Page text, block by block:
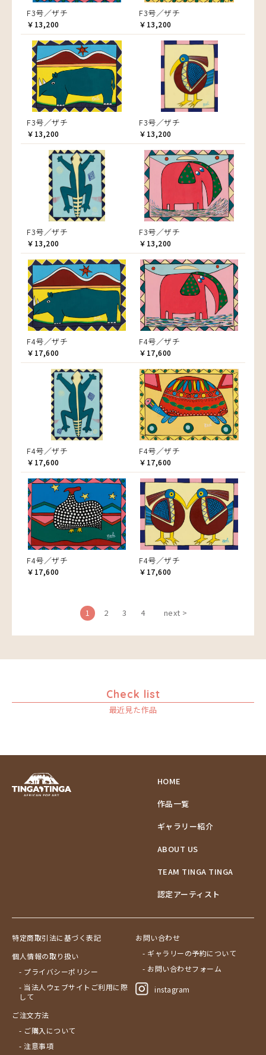
F3号／ザチ
￥13,200
F3号／ザチ
￥13,200
F3号／ザチ
￥13,200
F3号／ザチ
￥13,200
F3号／ザチ
￥13,200
F3号／ザチ
￥13,200
F4号／ザチ
￥17,600
F4号／ザチ
￥17,600
F4号／ザチ
￥17,600
F4号／ザチ
￥17,600
F4号／ザチ
￥17,600
F4号／ザチ
￥17,600
1 2 3 4 next >
Check list
最近見た作品
HOME
作品一覧
ギャラリー紹介
ABOUT US
TEAM TINGA TINGA
認定アーティスト
特定商取引法に基づく表記
個人情報の取り扱い
- プライバシーポリシー
- 当法人ウェブサイトご利用に際
して
ご注文方法
- ご購入について
- 注意事項
お問い合わせ
- ギャラリーの予約について
- お問い合わせフォーム
instagram